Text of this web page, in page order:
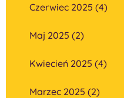
Czerwiec 2025 (4)
Maj 2025 (2)
Kwiecień 2025 (4)
Marzec 2025 (2)